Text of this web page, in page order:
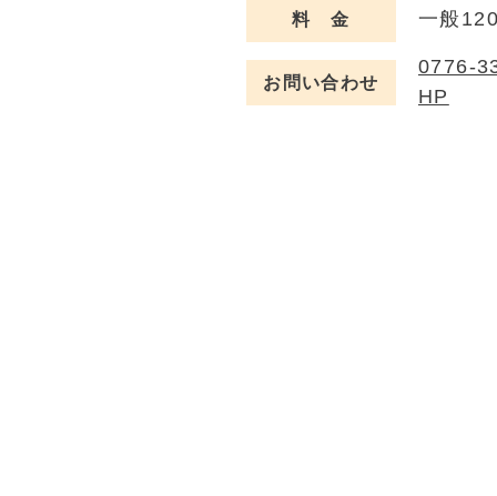
料 金 一般
お問い合わせ
0776-
HP